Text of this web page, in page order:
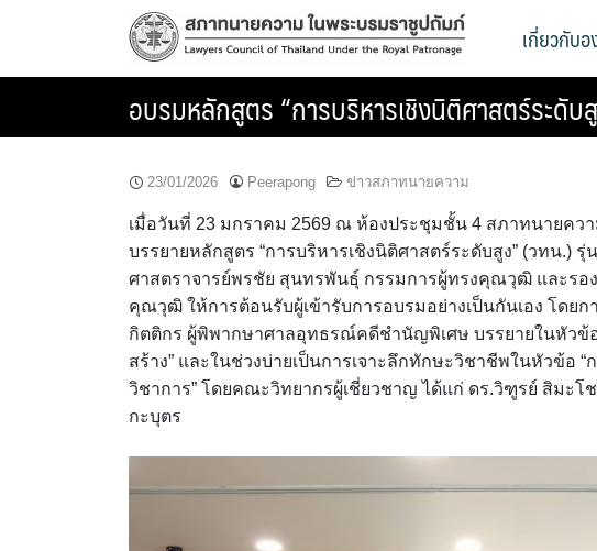
เกี่ยวกับ
อบรมหลักสูตร “การบริหารเชิงนิติศาสตร์ระดั
23/01/2026 Peerapong ข่าวสภาทนายความ
เมื่อวันที่ 23 มกราคม 2569 ณ ห้องประชุมชั้น 4 สภาทนายคว
บรรยายหลักสูตร “การบริหารเชิงนิติศาสตร์ระดับสูง” (วทน.)
ศาสตราจารย์พรชัย สุนทรพันธุ์ กรรมการผู้ทรงคุณวุฒิ และรอ
คุณวุฒิ ให้การต้อนรับผู้เข้ารับการอบรมอย่างเป็นกันเอง โดย
กิตติกร ผู้พิพากษาศาลอุทธรณ์คดีชำนัญพิเศษ บรรยายในหัวข้
สร้าง” และในช่วงบ่ายเป็นการเจาะลึกทักษะวิชาชีพในหัวข้อ
วิชาการ” โดยคณะวิทยากรผู้เชี่ยวชาญ ได้แก่ ดร.วิฑูรย์ สิมะ
กะบุตร